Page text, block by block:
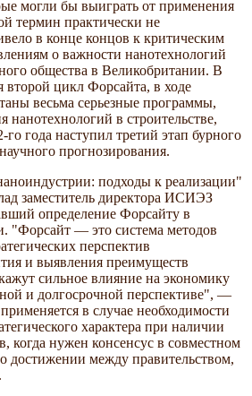
могли бы выиграть от применения
термин практически не
в конце концов к критическим
о важности нанотехнологий
общества в Великобритании. В
второй цикл Форсайта, в ходе
весьма серьезные программы,
нанотехнологий в строительстве,
го года наступил третий этап бурного
прогнозирования.
подходы к реализации"
заместитель директора ИСИЭЗ
определение Форсайту в
"Форсайт — это система методов
перспектив
и выявления преимуществ
сильное влияние на экономику
и долгосрочной перспективе", —
в случае необходимости
характера при наличии
когда нужен консенсус в совместном
достижении между правительством,